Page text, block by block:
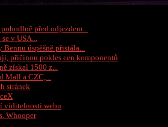
před odjezdem...
v USA...
úspěšně přistála...
příčinou pokles cen komponentů
získal 1500 z...
Mall a CZC,...
stránek
viditelnosti webu
Whooper